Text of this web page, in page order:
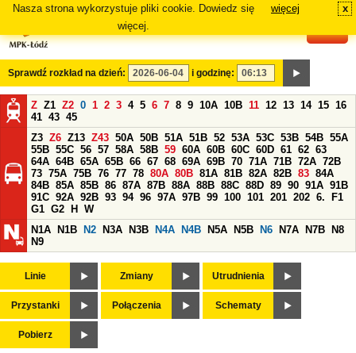
Nasza strona wykorzystuje pliki cookie. Dowiedz się
więcej.
więcej x
Sprawdź rozkład na dzień: i godzinę:
Z Z1 Z2 0 1 2 3 4 5 6 7 8 9 10A 10B 11 12 13 14 15 16
41 43 45
Z3 Z6 Z13 Z43 50A 50B 51A 51B 52 53A 53C 53B 54B 55A
55B 55C 56 57 58A 58B 59 60A 60B 60C 60D 61 62 63
64A 64B 65A 65B 66 67 68 69A 69B 70 71A 71B 72A 72B
73 75A 75B 76 77 78 80A 80B 81A 81B 82A 82B 83 84A
84B 85A 85B 86 87A 87B 88A 88B 88C 88D 89 90 91A 91B
91C 92A 92B 93 94 96 97A 97B 99 100 101 201 202 6.
F1
G1 G2 H
W
N1A
N1B N2 N3A N3B N4A N4B N5A N5B N6 N7A N7B
N8
N9
Linie Zmiany Utrudnienia
Przystanki Połączenia Schematy
Pobierz